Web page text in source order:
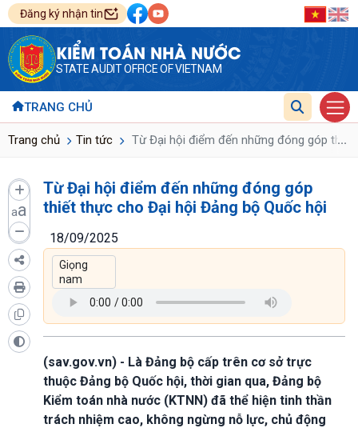
Đăng ký nhận tin
KIỂM TOÁN NHÀ NƯỚC
STATE AUDIT OFFICE OF VIETNAM
TRANG CHỦ
Trang chủ Tin tức Từ Đại hội điểm đến những đóng góp ...
aa
Từ Đại hội điểm đến những đóng góp
thiết thực cho Đại hội Đảng bộ Quốc hội
18/09/2025
(sav.gov.vn) - Là Đảng bộ cấp trên cơ sở trực
thuộc Đảng bộ Quốc hội, thời gian qua, Đảng bộ
Kiểm toán nhà nước (KTNN) đã thể hiện tinh thần
trách nhiệm cao, không ngừng nỗ lực, chủ động